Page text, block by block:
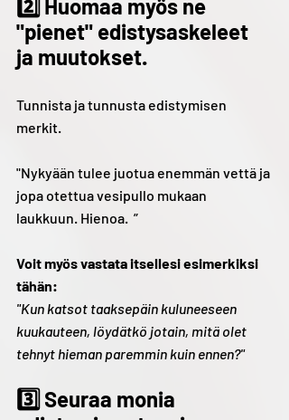
2️⃣ Huomaa myös ne
"pienet" edistysaskeleet
ja muutokset.
Tunnista ja tunnusta edistymisen
merkit.
"Nykyään tulee juotua enemmän vettä ja
jopa otettua vesipullo mukaan
laukkuun. Hienoa.  ”
Voit myös vastata itsellesi esimerkiksi
tähän:
"Kun katsot taaksepäin kuluneeseen
kuukauteen, löydätkö jotain, mitä olet
tehnyt hieman paremmin kuin ennen?"
3️⃣ Seuraa monia